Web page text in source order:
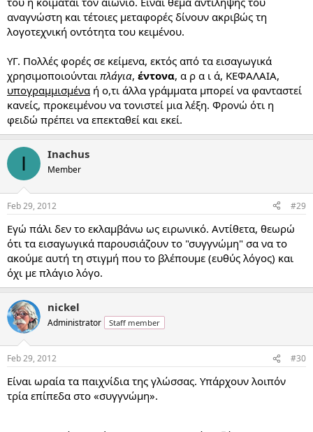
αναγνώστη και τέτοιες μεταφορές δίνουν ακριβώς τη
λογοτεχνική οντότητα του κειμένου.
ΥΓ. Πολλές φορές σε κείμενα, εκτός από τα εισαγωγικά
χρησιμοποιούνται πλάγια, έντονα, α ρ α ι ά, ΚΕΦΑΛΑΙΑ,
υπογραμμισμένα ή ο,τι άλλα γράμματα μπορεί να φανταστεί
κανείς, προκειμένου να τονιστεί μια λέξη. Φρονώ ότι η
φειδώ πρέπει να επεκταθεί και εκεί.
I Inachus
Member
Feb 29, 2012 #29
Εγώ πάλι δεν το εκλαμβάνω ως ειρωνικό. Αντίθετα, θεωρώ
ότι τα εισαγωγικά παρουσιάζουν το "συγγνώμη" σα να το
ακούμε αυτή τη στιγμή που το βλέπουμε (ευθύς λόγος) και
όχι με πλάγιο λόγο.
nickel
Administrator Staff member
Feb 29, 2012 #30
Είναι ωραία τα παιχνίδια της γλώσσας. Υπάρχουν λοιπόν
τρία επίπεδα στο «συγγνώμη».